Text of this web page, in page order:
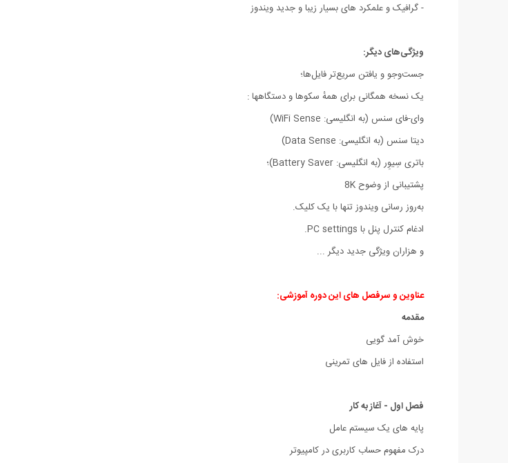
- گرافیک و علمکرد های بسیار زیبا و جدید ویندوز
ویژگی‌های دیگر:
جست‌وجو و یافتن سریع‌تر فایل‌ها؛
یک نسخه همگانی برای همهٔ سکوها و دستگاهها :
وای-فای سنس (به انگلیسی: WiFi Sense)
دیتا سنس (به انگلیسی: Data Sense)
باتری سِیوِر (به انگلیسی: Battery Saver)؛
پشتیبانی از وضوح 8K
به‌روز رسانی ویندوز تنها با یک کلیک.
ادغام کنترل پنل با PC settings.
و هزاران ویژگی جدید دیگر ...
عناوین و سرفصل های این دوره آموزشی:
مقدمه
خوش آمد گویی
استفاده از فایل های تمرینی
فصل اول - آغاز به کار
پایه های یک سیستم عامل
درک مفهوم حساب کاربری در کامپیوتر